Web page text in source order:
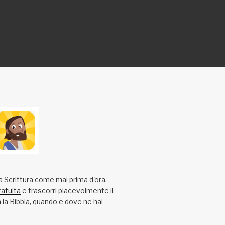
Scrittura come mai prima d'ora.
e trascorri piacevolmente il
Bibbia, quando e dove ne hai